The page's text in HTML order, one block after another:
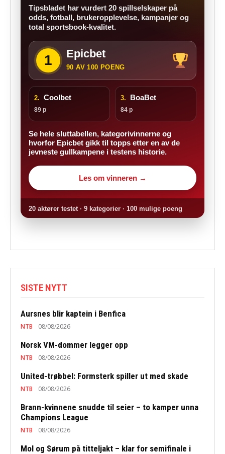
Tipsbladet har vurdert 20 spillselskaper på
odds, fotball, brukeropplevelse, kampanjer og
total sportsbook-kvalitet.
1 Epicbet
90 AV 100 POENG
2. Coolbet
89 p
3. BoaBet
84 p
Se hele sluttabellen, kategorivinnerne og
hvorfor Epicbet gikk til topps etter en av de
jevneste gullkampene i testens historie.
Les om vinneren →
20 aktører testet · 9 kategorier · 100 mulige poeng
SISTE NYTT
Aursnes blir kaptein i Benfica
NTB 08/08/2026
Norsk VM-dommer legger opp
NTB 08/08/2026
United-trøbbel: Formsterk spiller ut med skade
NTB 08/08/2026
Brann-kvinnene snudde til seier – to kamper unna
Champions League
NTB 08/08/2026
Mol og Sørum på titteljakt – klar for semifinale i